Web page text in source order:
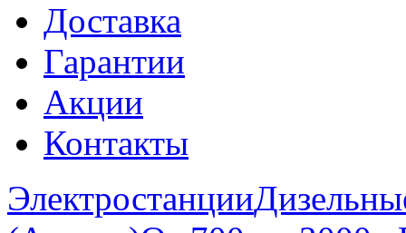
Доставка
Гарантии
Акции
Контакты
Электростанции